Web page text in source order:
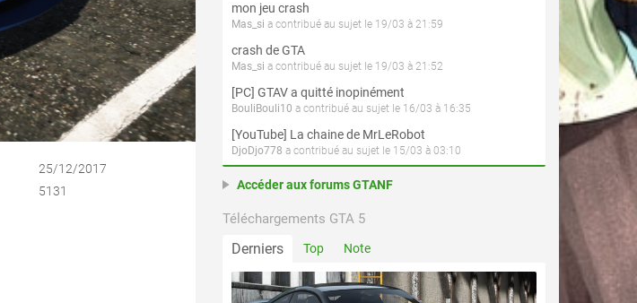
25/12/2017
5131
mon jeu crash
Mas_si a contribué au sujet le 19/03 à 21:59
crash de GTA
Mas_si a contribué au sujet le 19/03 à 21:52
[PC] GTAV a quitté inopinément
BouliBouli10 a contribué au sujet le 16/03 à 16:35
[YouTube] La chaine de MrLeRobot
DjoDjo778 a contribué au sujet le 15/03 à 03:10
Accéder aux forums GTANF
Téléchargements GTA 5
Derniers Top Note